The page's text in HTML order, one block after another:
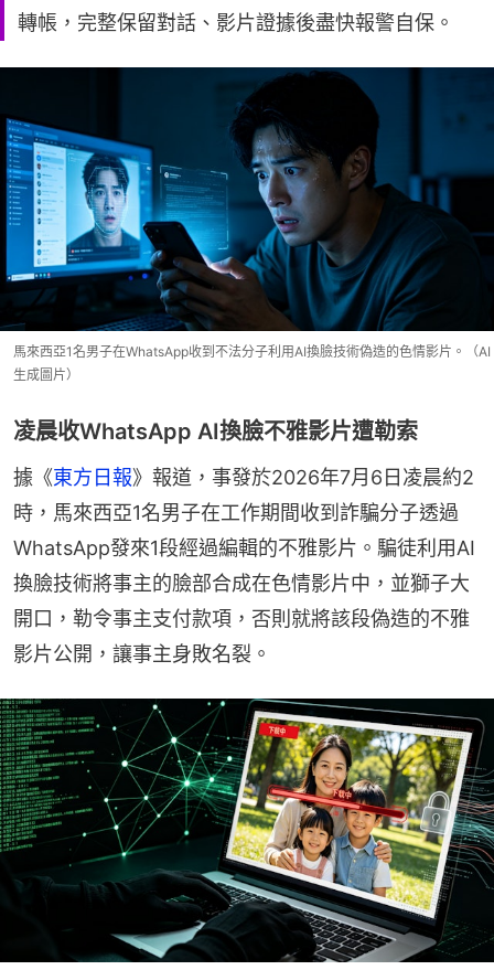
轉帳，完整保留對話、影片證據後盡快報警自保。
馬來西亞1名男子在WhatsApp收到不法分子利用AI換臉技術偽造的色情影片。（AI
生成圖片）
凌晨收WhatsApp AI換臉不雅影片遭勒索
據《東方日報》報道，事發於2026年7月6日凌晨約2
時，馬來西亞1名男子在工作期間收到詐騙分子透過
WhatsApp發來1段經過編輯的不雅影片。騙徒利用AI
換臉技術將事主的臉部合成在色情影片中，並獅子大
開口，勒令事主支付款項，否則就將該段偽造的不雅
影片公開，讓事主身敗名裂。